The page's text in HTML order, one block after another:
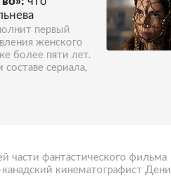
первый
женского
более пяти лет.
сериала,
части фантастического фильма
кинематографист Дени